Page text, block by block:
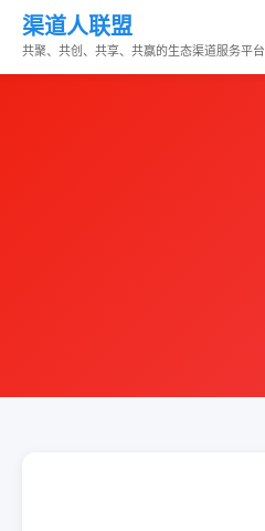
渠道人联盟
共聚、共创、共享、共赢的生态渠道服务平台